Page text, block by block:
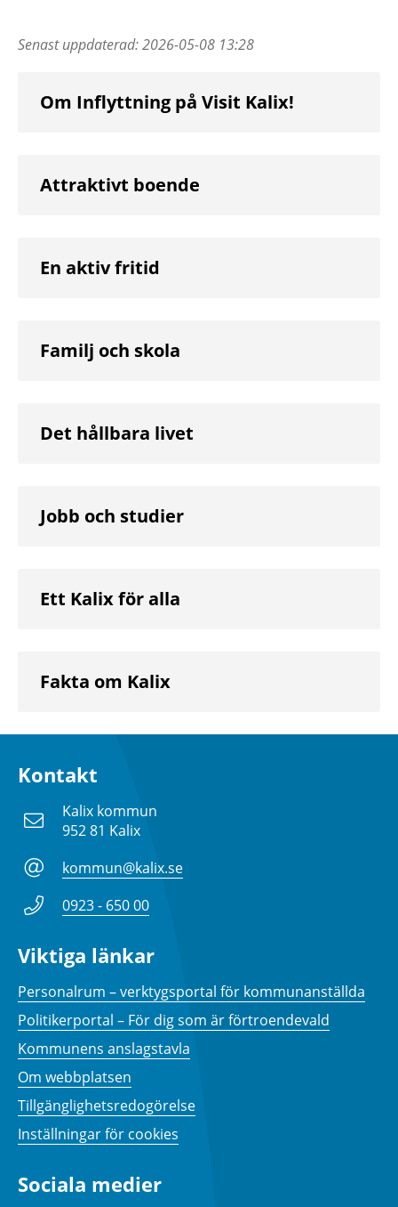
Senast uppdaterad:2026-05-08 13:28
Om Inflyttning på Visit Kalix!
Attraktivt boende
En aktiv fritid
Familj och skola
Det hållbara livet
Jobb och studier
Ett Kalix för alla
Fakta om Kalix
Kontakt
Kalix kommun
952 81 Kalix
kommun@kalix.se
0923 - 650 00
Viktiga länkar
Personalrum – verktygsportal för kommunanställda
Politikerportal – För dig som är förtroendevald
Kommunens anslagstavla
Om webbplatsen
Tillgänglighetsredogörelse
Inställningar för cookies
Sociala medier